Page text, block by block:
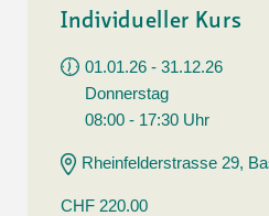
Individueller Kurs
01.01.26 - 31.12.26
Donnerstag
08:00 - 17:30 Uhr
Rheinfelderstrasse 29,
CHF 220.00